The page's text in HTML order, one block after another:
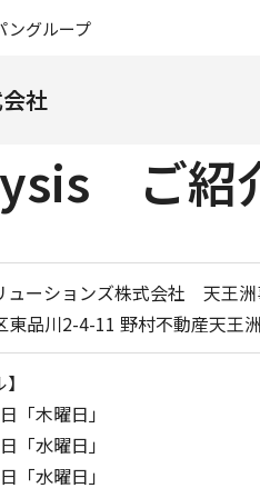
ングループ
社
ご紹
ューションズ株式会社 天王
東品川2-4-11 野村不動産天王
「木曜日」
「水曜日」
「水曜日」